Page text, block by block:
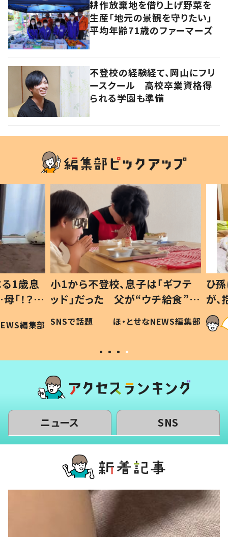
耕作放棄地を借り上げ野菜を
生産「地元の景観を守りたい」
平均年齢71歳のファーマーズ
不登校の経験経て、岡山にフリ
ースクール 高校卒業資格得
られる学園も準備
歳息
？」
編集部
小1から不登校、息子は「ギフテ
ッド」だった 父が“ウチ給食”を
作り続ける理由とは #令和の親
#令和の子
SNSで話題 ほ・とせなNEWS編集部
ひ孫
が、抱
「涙が
い」
ニュース SNS